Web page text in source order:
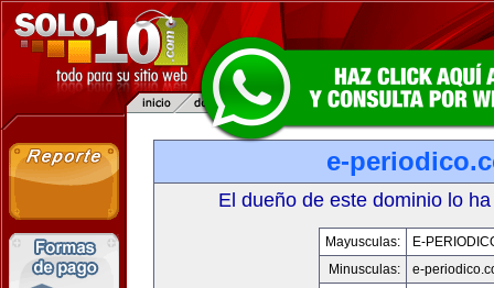
e-
El dueño de este dominio lo
Mayusculas:
E-
Minusculas:
e-